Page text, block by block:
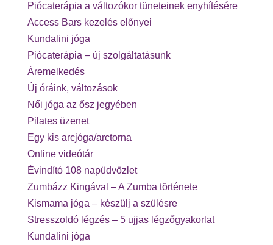
Piócaterápia a változókor tüneteinek enyhítésére
Access Bars kezelés előnyei
Kundalini jóga
Piócaterápia – új szolgáltatásunk
Áremelkedés
Új óráink, változások
Női jóga az ősz jegyében
Pilates üzenet
Egy kis arcjóga/arctorna
Online videótár
Évindító 108 napüdvözlet
Zumbázz Kingával – A Zumba története
Kismama jóga – készülj a szülésre
Stresszoldó légzés – 5 ujjas légzőgyakorlat
Kundalini jóga